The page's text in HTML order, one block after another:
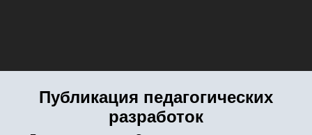
Публикация педагогических
разработок